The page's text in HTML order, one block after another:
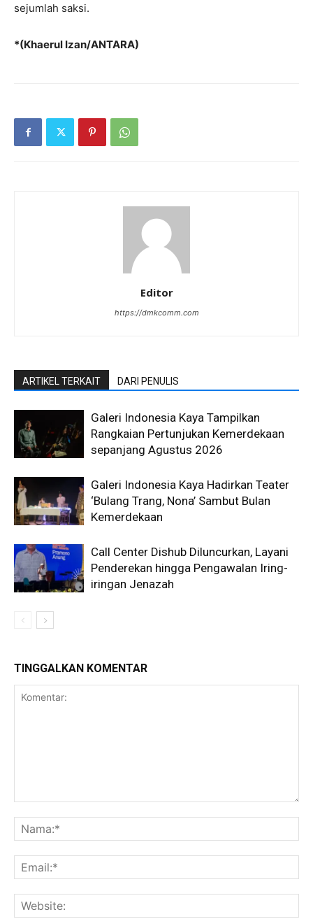
sejumlah saksi.
*(Khaerul Izan/ANTARA)
Editor
https://dmkcomm.com
ARTIKEL TERKAIT DARI PENULIS
Galeri Indonesia Kaya Tampilkan
Rangkaian Pertunjukan Kemerdekaan
sepanjang Agustus 2026
Galeri Indonesia Kaya Hadirkan Teater
‘Bulang Trang, Nona’ Sambut Bulan
Kemerdekaan
Call Center Dishub Diluncurkan, Layani
Penderekan hingga Pengawalan Iring-
iringan Jenazah
TINGGALKAN KOMENTAR